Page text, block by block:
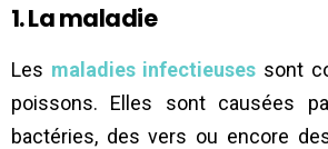
1. La maladie
Les maladies infectieuses sont
poissons. Elles sont causées
bactéries, des vers ou encore